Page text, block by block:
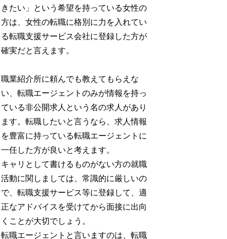
きたい」という希望を持っている女性の
方は、女性の転職に格別に力を入れてい
る転職支援サービス会社に登録した方が
確実だと言えます。
職業紹介所に頼んでも教えてもらえな
い、転職エージェントのみが情報を持っ
ている非公開求人という名の求人があり
ます。転職したいと言うなら、求人情報
を豊富に持っている転職エージェントに
一任した方が良いと考えます。
キャリとして書けるものがない方の就職
活動に関しましては、常識的に厳しいの
で、転職支援サービス等に登録して、適
正なアドバイスを受けてから面接に出向
くことが大切でしょう。
転職エージェントと言いますのは、転職